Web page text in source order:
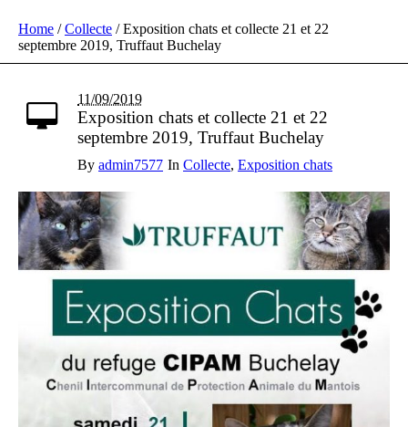
Home /Collecte /Exposition chats et collecte 21 et 22
septembre 2019, Truffaut Buchelay
11/09/2019
Exposition chats et collecte 21 et 22
septembre 2019, Truffaut Buchelay
By admin7577 In Collecte, Exposition chats